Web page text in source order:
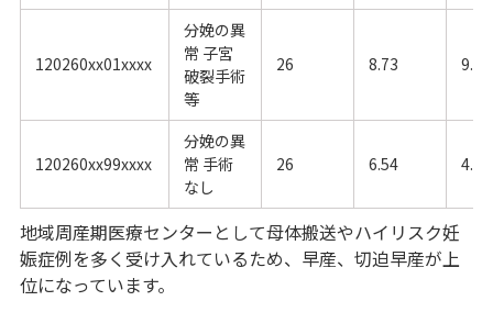
120260xx01xxxx
分娩の異
常 子宮
破裂手術
等
26 8.73 9.45
120260xx99xxxx
分娩の異
常 手術
なし
26 6.54 4.68
地域周産期医療センターとして母体搬送やハイリスク妊
娠症例を多く受け入れているため、早産、切迫早産が上
位になっています。